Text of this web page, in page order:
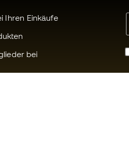
Ihren Einkäufe
bei